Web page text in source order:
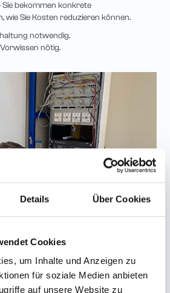
Details Über Cookies
Cookies
um Inhalte und Anzeigen zu
für soziale Medien anbieten
auf unsere Website zu
Sie bekommen konkrete
wie Sie Kosten reduzieren können.
notwendig.
nötig.